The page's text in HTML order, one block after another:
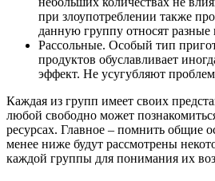
при злоупотреблении также
данную группу относят
Рассольные. Особый тип
продуктов обуславливает
эффект. Не усугубляют
Каждая из групп имеет своих
любой свободно может
ресурсах. Главное – помнить общие
менее ниже будут рассмотрены
каждой группы для понимания их